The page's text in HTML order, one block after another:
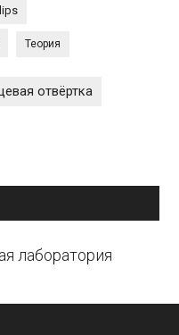
Теория
отвёртка
лаборатория